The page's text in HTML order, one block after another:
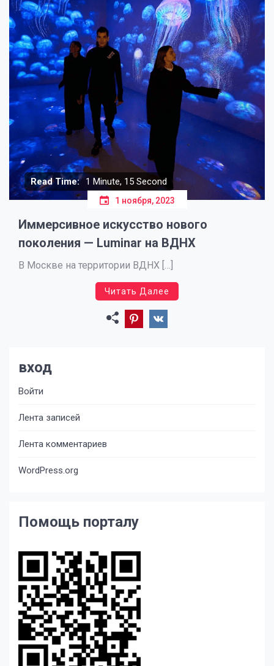
Read Time: 1 Minute, 15 Second
1 ноября, 2023
Иммерсивное искусство нового
поколения — Luminar на ВДНХ
В Москве на территории ВДНХ […]
Читать Далее
вход
Войти
Лента записей
Лента комментариев
WordPress.org
Помощь порталу